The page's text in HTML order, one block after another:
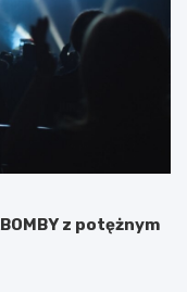
z potężnym